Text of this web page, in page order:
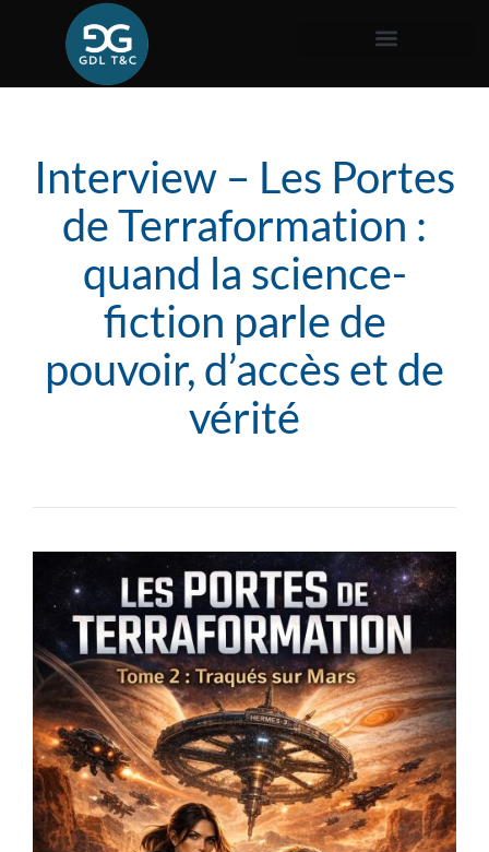
Interview – Les Portes
de Terraformation :
quand la science-
fiction parle de
pouvoir, d’accès et de
vérité